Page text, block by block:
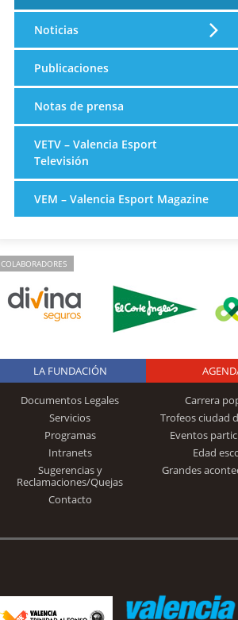
Noticias
Publicaciones
Notas de prensa
VETV – Valencia Esport
Televisión
VEM – Valencia Esport Magazine
COLABORADORES
LA FUNDACIÓN
Documentos Legales
Servicios
Programas
Intranets
Sugerencias y
Reclamaciones/Quejas
Contacto
Carrera
Trofeos ciudad
Eventos
Edad
Grandes